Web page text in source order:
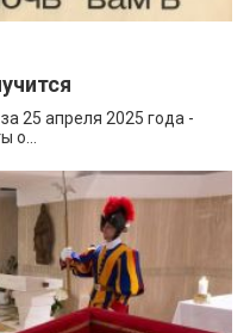
25 апреля 2025 года -
о...